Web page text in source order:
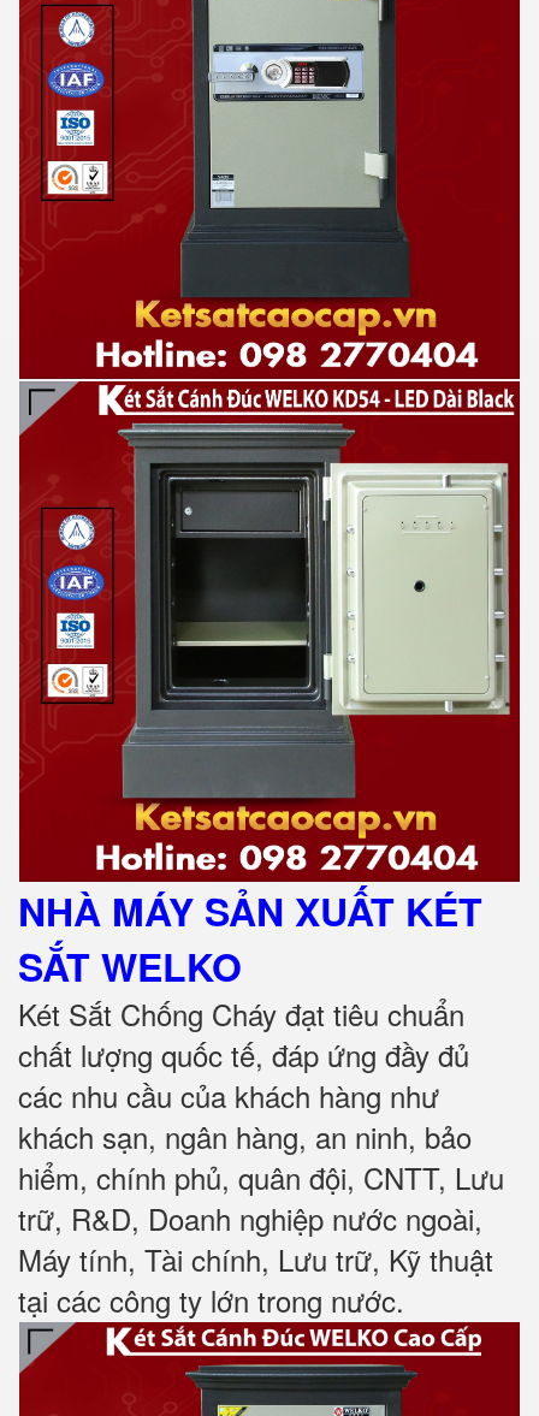
NHÀ MÁY SẢN XUẤT KÉT
SẮTWELKO
Két Sắt Chống Cháy đạt tiêu chuẩn
chất lượng quốc tế, đáp ứng đầy đủ
các nhu cầu của khách hàng như
khách sạn, ngân hàng, an ninh, bảo
hiểm, chính phủ, quân đội, CNTT, Lưu
trữ, R&D, Doanh nghiệp nước ngoài,
Máy tính, Tài chính, Lưu trữ, Kỹ thuật
tại các công ty lớn trong nước.